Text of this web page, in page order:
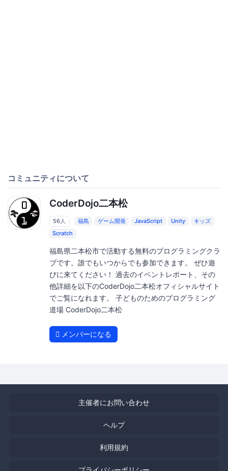
コミュニティについて
CoderDojo二本松
56人 福島 ゲーム開発 JavaScript Unity
キッズ
Scratch
福島県二本松市で活動する無料のプログラミングクラ
ブです。誰でもいつからでも参加できます。 ぜひ遊
びに来てください！ 過去のイベントレポート、その
他詳細を以下のCoderDojo二本松オフィシャルサイト
でご覧になれます。 子どものためのプログラミング
道場 CoderDojo二本松
メンバーになる
主催者にお問い合わせ
ヘルプ
利用規約